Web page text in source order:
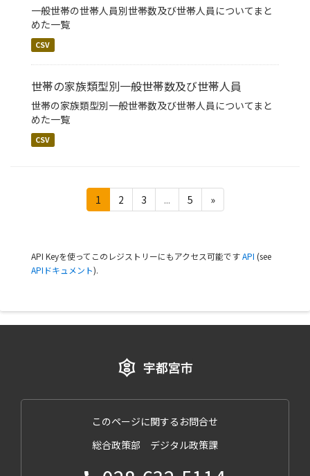
一般世帯の世帯人員別世帯数及び世帯人員についてまと
めた一覧
CSV
世帯の家族類型別一般世帯数及び世帯人員
世帯の家族類型別一般世帯数及び世帯人員についてまと
めた一覧
CSV
1 2 3 ... 5 »
API Keyを使ってこのレジストリーにもアクセス可能ですAPI (see
APIドキュメント).
このページに関するお問合せ
総合政策部 デジタル政策課